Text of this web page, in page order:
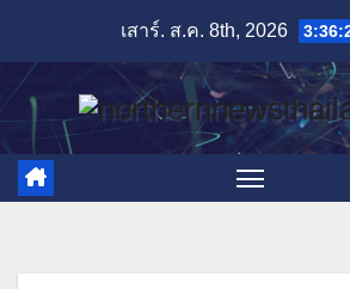
content
เสาร์. ส.ค. 8th, 2026